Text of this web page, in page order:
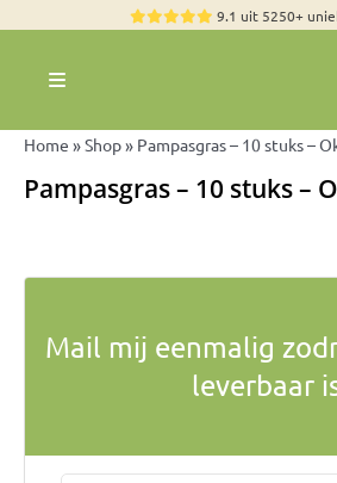
content
9.1 uit 5250+
Toggle
Rozen
Boeketten
Groen & Decoratief
Bloemenpakketten
Home »Shop» Pampasgras – 10 stuks –
Pampasgras – 10 stuks –
Mail mij eenmalig
leverbaar